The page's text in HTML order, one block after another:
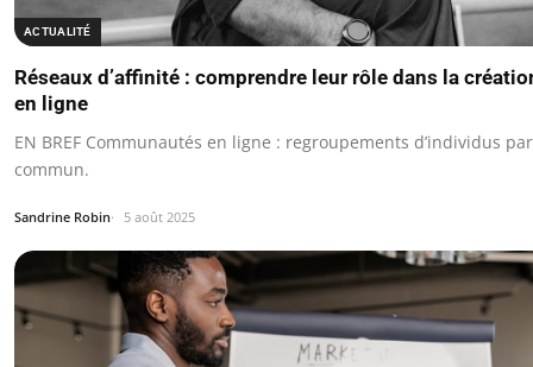
ACTUALITÉ
Réseaux d’affinité : comprendre leur rôle dans la
en ligne
EN BREF Communautés en ligne : regroupements d’individus
commun.
Sandrine Robin 5 août 2025